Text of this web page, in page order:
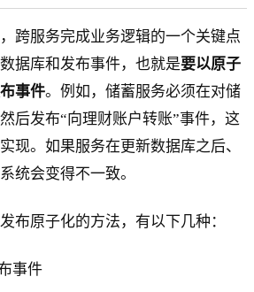
跨服务完成业务逻辑的一个关键点
据库和发布事件，也就是要以原子
事件。例如，储蓄服务必须在对储
后发布“向理财账户转账”事件，这
现。如果服务在更新数据库之后、
统会变得不一致。
布原子化的方法，有以下几种：
事件